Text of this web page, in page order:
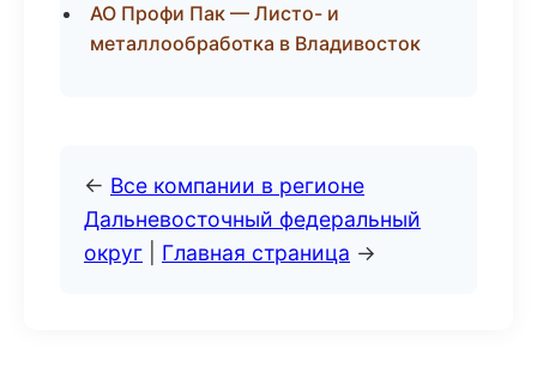
АО Профи Пак — Листо- и
металлообработка в Владивосток
← Все компании в регионе
Дальневосточный федеральный
округ
Главная страница →